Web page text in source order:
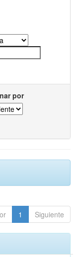
por
1 Siguiente